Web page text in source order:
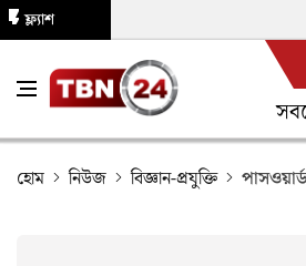
ফ্ল্যাশ
হোম নিউজ বিজ্ঞান-প্রযুক্তি